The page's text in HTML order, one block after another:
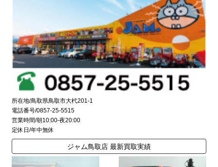
所在地/鳥取県鳥取市大杙201-1
電話番号/0857-25-5515
営業時間/朝10:00-夜20:00
定休日/年中無休
ジャム鳥取店 最新買取実績